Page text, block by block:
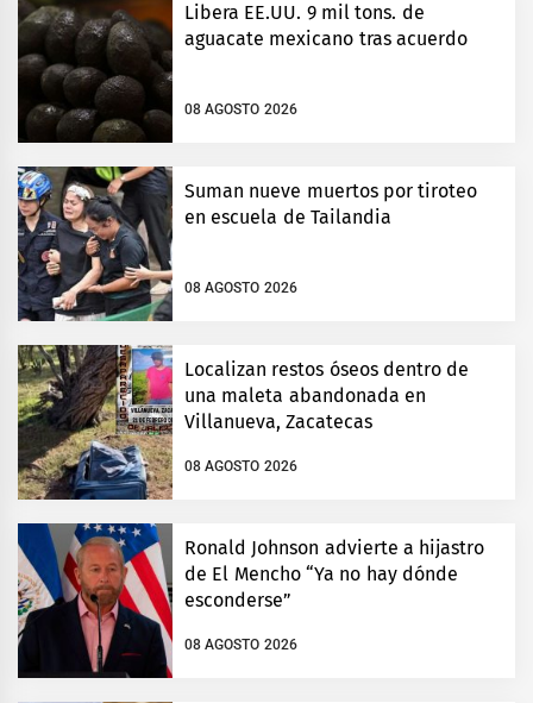
Libera EE.UU. 9 mil tons. de
aguacate mexicano tras acuerdo
08 AGOSTO 2026
Suman nueve muertos por tiroteo
en escuela de Tailandia
08 AGOSTO 2026
Localizan restos óseos dentro de
una maleta abandonada en
Villanueva, Zacatecas
08 AGOSTO 2026
Ronald Johnson advierte a hijastro
de El Mencho “Ya no hay dónde
esconderse”
08 AGOSTO 2026